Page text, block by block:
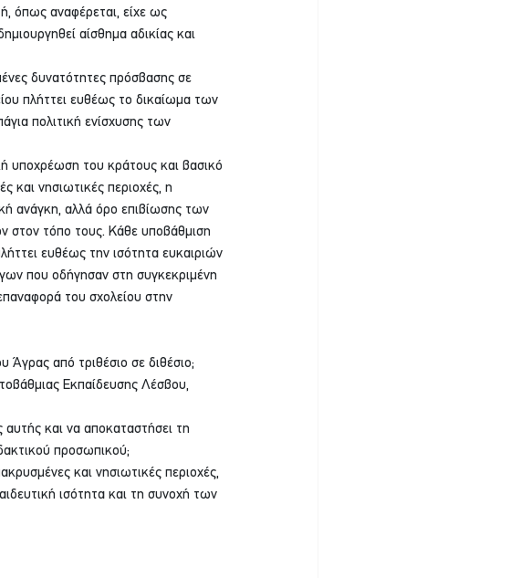
όπως αναφέρεται, είχε ως
αίσθημα αδικίας και
δυνατότητες πρόσβασης σε
πλήττει ευθέως το δικαίωμα των
πολιτική ενίσχυσης των
υποχρέωση του κράτους και βασικό
και νησιωτικές περιοχές, η
ανάγκη, αλλά όρο επιβίωσης των
στον τόπο τους. Κάθε υποβάθμιση
ευθέως την ισότητα ευκαιριών
που οδήγησαν στη συγκεκριμένη
του σχολείου στην
Άγρας από τριθέσιο σε διθέσιο;
Εκπαίδευσης Λέσβου,
και να αποκαταστήσει τη
προσωπικού;
και νησιωτικές περιοχές,
ισότητα και τη συνοχή των